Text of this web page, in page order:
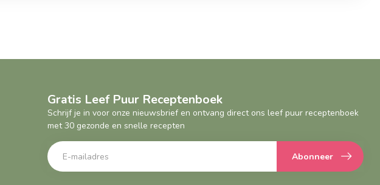
Gratis Leef Puur Receptenboek
Schrijf je in voor onze nieuwsbrief en ontvang direct ons leef puur receptenboek
met 30 gezonde en snelle recepten
Abonneer